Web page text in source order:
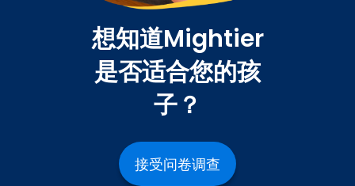
想知道Mightier
是否适合您的孩
子？
接受问卷调查